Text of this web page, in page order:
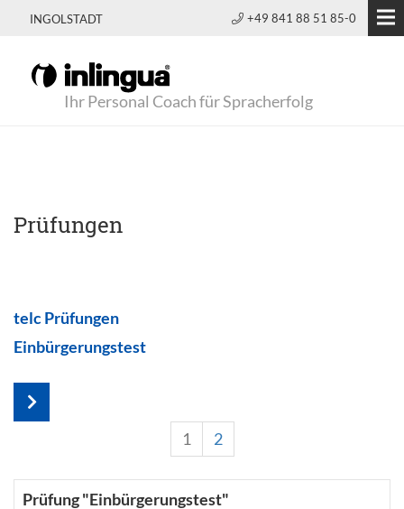
INGOLSTADT +49 841 88 51 85-0
Ihr Personal Coach für Spracherfolg
Prüfungen
telc Prüfungen
Einbürgerungstest
1 2
Prüfung "Einbürgerungstest"